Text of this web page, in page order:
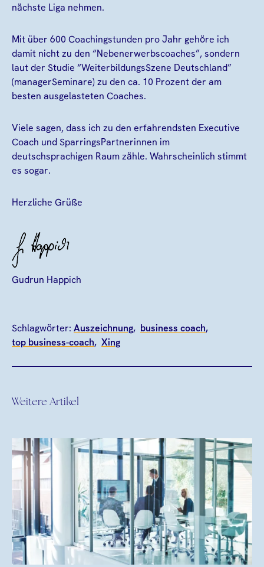
nächste Liga nehmen.
Mit über 600 Coachingstunden pro Jahr gehöre ich
damit nicht zu den “Nebenerwerbscoaches”, sondern
laut der Studie “WeiterbildungsSzene Deutschland”
(managerSeminare) zu den ca. 10 Prozent der am
besten ausgelasteten Coaches.
Viele sagen, dass ich zu den erfahrendsten Executive
Coach und SparringsPartnerinnen im
deutschsprachigen Raum zähle. Wahrscheinlich stimmt
es sogar.
Herzliche Grüße
Gudrun Happich
Schlagwörter: Auszeichnung
business coach
top business-coach
Xing
Weitere Artikel